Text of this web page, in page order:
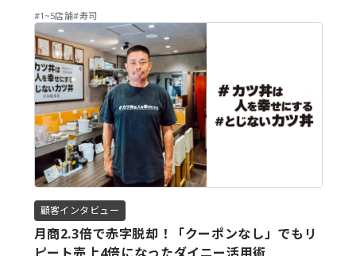
#1~5店舗#寿司
顧客インタビュー
月商2.3倍で赤字脱却！「クーポンなし」でもリ